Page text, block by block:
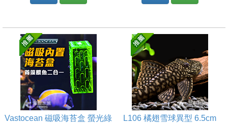
Vastocean 磁吸海苔盒 螢光綠 L106 橘翅雪球異型 6.5cm